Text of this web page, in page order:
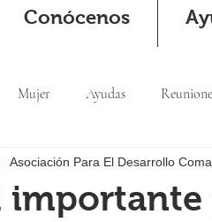
Conócenos
Mujer Ayudas
importante
Asociación Para El Desarrollo